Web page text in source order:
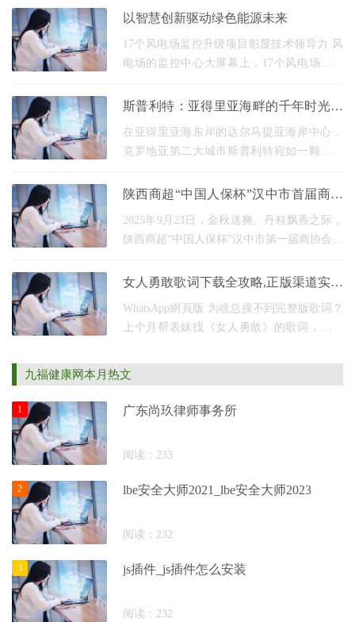
由507只增加至532 只，新加入不同集团等。
以智慧创新驱动绿色能源未来
17个风电场监控升级项目彰显技术领导力 风
电场的监控中心大屏幕上，17个风电场的实
能电气设备有限公司的工程师们正在通过他
斯普利特：亚得里亚海畔的千年时光之
城
在亚得里亚海东岸的达尔马提亚海岸中心，
克罗地亚第二大城市斯普利特宛如一颗镶嵌
的历史沉淀与地中海风情，吸引着全球旅行
陕西商超“中国人保杯”汉中市首届商协
会足球联赛盛大开幕
2025年9月23日，金秋送爽、丹桂飘香之际，
陕西商超“中国人保杯”汉中市第一届商协会足
仅是一场体育盛宴，更是推动汉中体育、文
女人勇敢歌词下载全攻略,正版渠道实测
对比,这些细节别忽略
WhatsApp網頁版 为啥总搜不到完整版歌词？
上个月帮表妹找《女人勇敢》的歌词，翻了
真不是个例，2023年音乐平台内部数据表
现，女性力气主
九福健康网本月热文
广东尚玖律师事务所
阅读：233
1
lbe安全大师2021_lbe安全大师2023
阅读：232
2
js插件_js插件怎么安装
阅读：232
3